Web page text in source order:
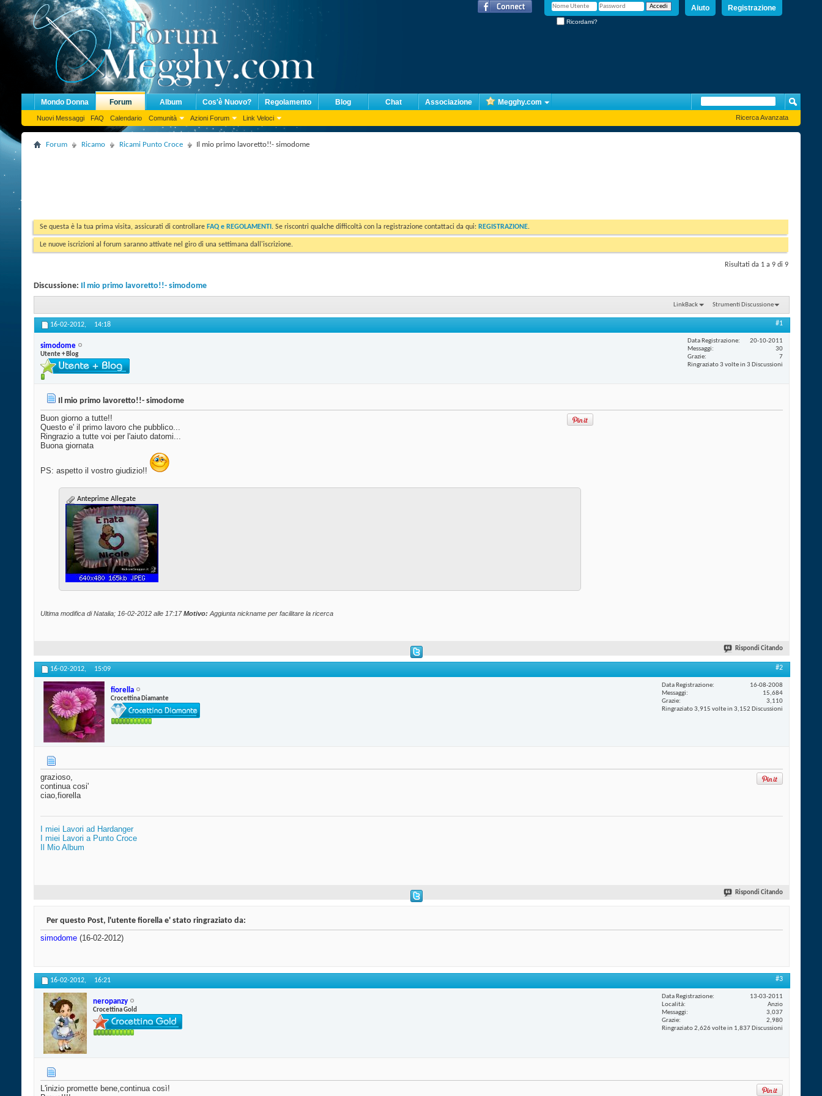
Registrazione
Aiuto
Ricordami?
Mondo Donna Forum
Nuovi Messaggi FAQ Calendario Comunità Azioni Forum Link Veloci
Album Cos'è Nuovo? Regolamento Blog Chat Associazione Megghy.com
Ricerca Avanzata
Forum Ricamo Ricami Punto Croce Il mio primo lavoretto!!- simodome
Se questa è la tua prima visita, assicurati di controllare FAQ e REGOLAMENTI . Se riscontri qualche difficoltà con la registrazione contattaci da qui: REGISTRAZIONE.
Le nuove iscrizioni al forum saranno attivate nel giro di una settimana dall'iscrizione.
Risultati da 1 a 9 di 9
Discussione: Il mio primo lavoretto!!- simodome
LinkBack Strumenti Discussione
16-02-2012, 14:18 #1
simodome
Utente + Blog
Data Registrazione
20-10-2011
Messaggi
30
Grazie
7
Ringraziato 3 volte in 3 Discussioni
Il mio primo lavoretto!!- simodome
Buon giorno a tutte!!
Questo e' il primo lavoro che pubblico...
Ringrazio a tutte voi per l'aiuto datomi...
Buona giornata
PS: aspetto il vostro giudizio!!
Anteprime Allegate
Ultima modifica di Natalia; 16-02-2012 alle 17:17 Motivo: Aggiunta nickname per facilitare la ricerca
Rispondi Citando
16-02-2012, 15:09 #2
fiorella
Crocettina Diamante
Data Registrazione
16-08-2008
Messaggi
15,684
Grazie
3,110
Ringraziato 3,915 volte in 3,152 Discussioni
grazioso,
continua cosi'
ciao,fiorella
I miei Lavori ad Hardanger
I miei Lavori a Punto Croce
Il Mio Album
Rispondi Citando
Per questo Post, l'utente fiorella e' stato ringraziato da:
simodome (16-02-2012)
16-02-2012, 16:21 #3
neropanzy
Crocettina Gold
Data Registrazione
13-03-2011
Località
Anzio
Messaggi
3,037
Grazie
2,980
Ringraziato 2,626 volte in 1,837 Discussioni
L'inizio promette bene,continua così!